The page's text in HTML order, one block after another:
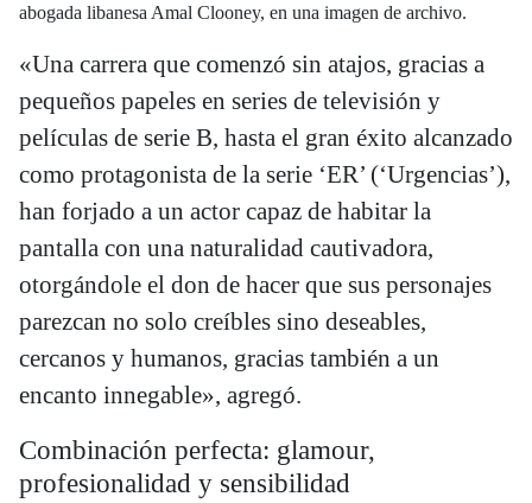
abogada libanesa Amal Clooney, en una imagen de archivo.
«Una carrera que comenzó sin atajos, gracias a
pequeños papeles en series de televisión y
películas de serie B, hasta el gran éxito alcanzado
como protagonista de la serie ‘ER’ (‘Urgencias’),
han forjado a un actor capaz de habitar la
pantalla con una naturalidad cautivadora,
otorgándole el don de hacer que sus personajes
parezcan no solo creíbles sino deseables,
cercanos y humanos, gracias también a un
encanto innegable», agregó.
Combinación perfecta: glamour,
profesionalidad y sensibilidad